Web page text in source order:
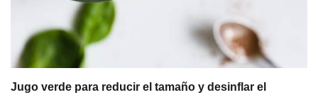
Jugo verde para reducir el tamaño y desinflar el